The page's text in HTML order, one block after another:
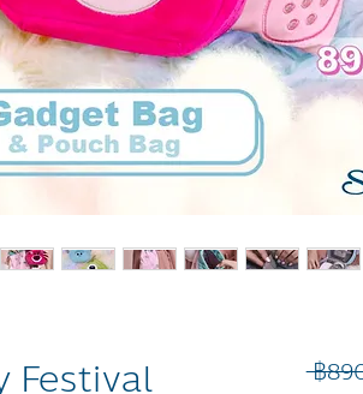
Festival ฿